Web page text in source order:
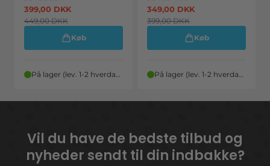
399,00 DKK
449,00DKK
Køb
På lager (lev. 1-2 hverdage)
349,00 DKK
399,00DKK
Køb
På lager (lev. 1-2 hverdage)
Vil du have de bedste tilbud og
nyheder sendt til din indbakke?